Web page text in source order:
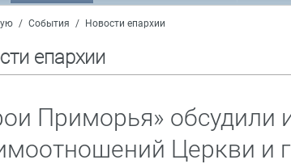
/ События / Новости епархии
епархии
Приморья» обсудили
Церкви и